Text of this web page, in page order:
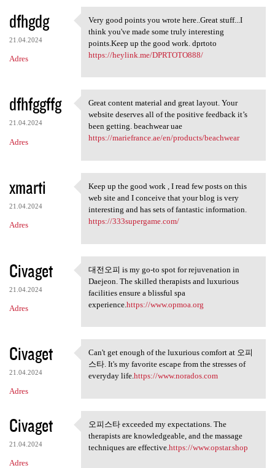
dfhgdg
21.04.2024
Adres
Very good points you wrote
Very good points you wrote here..Great stuff...I
think you've made some truly interesting
points.Keep up the good work. dprtoto
https://heylink.me/DPRTOTO888/
dfhfggffg
21.04.2024
Adres
Great content material and
Great content material and great layout. Your
website deserves all of the positive feedback it’s
been getting. beachwear uae
https://mariefrance.ae/en/products/beachwear
xmarti
21.04.2024
Adres
Keep up the good work , I
Keep up the good work , I read few posts on this
web site and I conceive that your blog is very
interesting and has sets of fantastic information.
https://333supergame.com/
Civaget
21.04.2024
Adres
대전오피 is my go-to spot for
대전오피 is my go-to spot for rejuvenation in
Daejeon. The skilled therapists and luxurious
facilities ensure a blissful spa
experience. https://www.opmoa.org
Civaget
21.04.2024
Adres
Can't get enough of the
Can't get enough of the luxurious comfort at 오피
스타. It's my favorite escape from the stresses of
everyday life.https://www.norados.com
Civaget
21.04.2024
Adres
오피스타 exceeded my expectations
오피스타 exceeded my expectations. The
therapists are knowledgeable, and the massage
techniques are effective. https://www.opstar.shop